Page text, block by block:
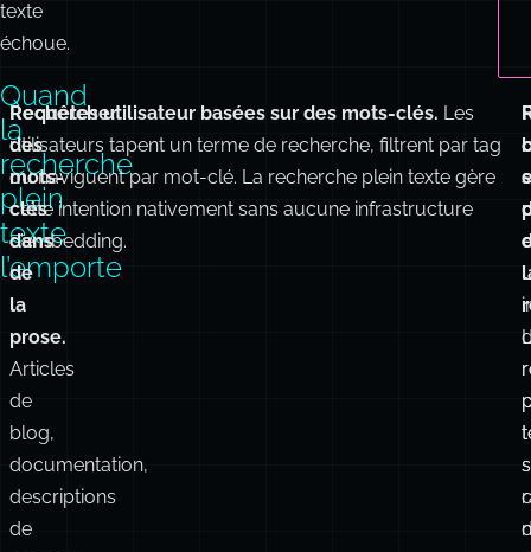
là
où
recherche
plein
texte
échoue.
qui
ont
réponses
correctes.
Quand
la
recherche
plein
texte
l’emporte
Rechercher
des
mots-
clés
dans
de
la
prose.
Articles
Requêtes utilisateur basées sur des mots-clés.
utilisateurs tapent un terme de recherche, filtrent par tag
ou naviguent par mot-clé. La recherche plein texte gère
cette intention nativement sans aucune infrastructure
d’embedding.